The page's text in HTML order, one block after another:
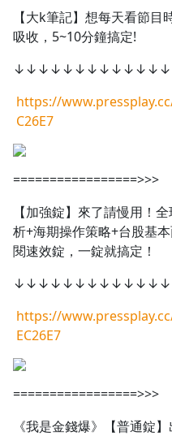
【大k筆記】想每天看節
吸收，5~10分鐘搞定!
https://
C26E7
=================>>>
【加強錠】來了請慢用！
析+海期操作策略+台股基
閱速效錠，一錠就搞定！
https://
EC26E7
=================>>>
《我是金錢爆》【普通錠】